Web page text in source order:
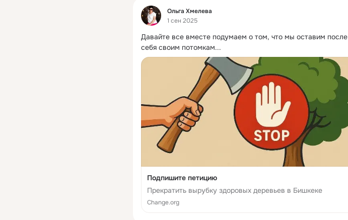
Фид
Ольга Хмелева
1 сен 2025
Давайте все вместе подумаем о том, что мы оставим после
себя своим потомкам...
Подпишите петицию
Прекратить вырубку здоровых деревьев в Бишкеке
Change.org